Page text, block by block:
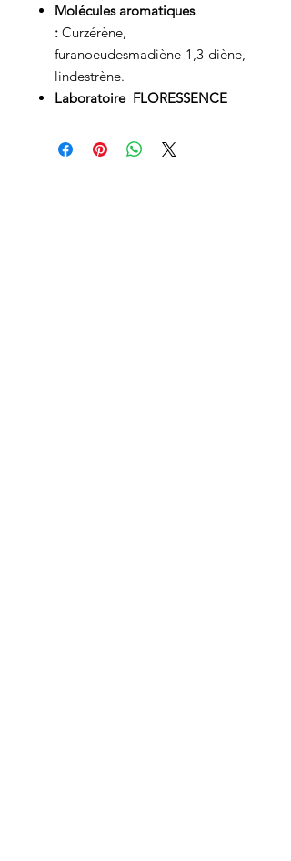
Molécules aromatiques
: Curzérène,
furanoeudesmadiène-1,3-diène,
lindestrène.
Laboratoire FLORESSENCE